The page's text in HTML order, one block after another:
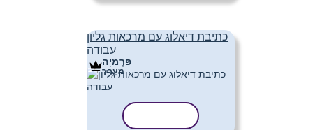
כתיבת דיאלוג עם מרכאות גליון
עבודה
פּרֶמיָה
מַעֲרָך